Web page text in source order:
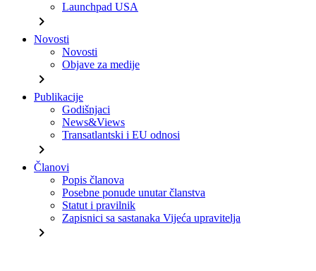
Launchpad USA
chevron_right
Novosti
Novosti
Objave za medije
chevron_right
Publikacije
Godišnjaci
News&Views
Transatlantski i EU odnosi
chevron_right
Članovi
Popis članova
Posebne ponude unutar članstva
Statut i pravilnik
Zapisnici sa sastanaka Vijeća upravitelja
chevron_right